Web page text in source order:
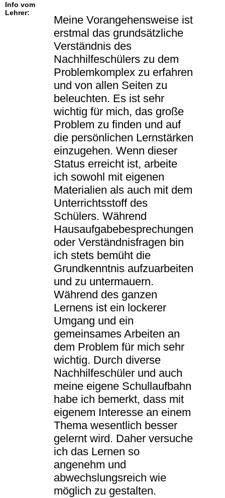
Info vom
Lehrer:
Meine Vorangehensweise ist
erstmal das grundsätzliche
Verständnis des
Nachhilfeschülers zu dem
Problemkomplex zu erfahren
und von allen Seiten zu
beleuchten. Es ist sehr
wichtig für mich, das große
Problem zu finden und auf
die persönlichen Lernstärken
einzugehen. Wenn dieser
Status erreicht ist, arbeite
ich sowohl mit eigenen
Materialien als auch mit dem
Unterrichtsstoff des
Schülers. Während
Hausaufgabebesprechungen
oder Verständnisfragen bin
ich stets bemüht die
Grundkenntnis aufzuarbeiten
und zu untermauern.
Während des ganzen
Lernens ist ein lockerer
Umgang und ein
gemeinsames Arbeiten an
dem Problem für mich sehr
wichtig. Durch diverse
Nachhilfeschüler und auch
meine eigene Schullaufbahn
habe ich bemerkt, dass mit
eigenem Interesse an einem
Thema wesentlich besser
gelernt wird. Daher versuche
ich das Lernen so
angenehm und
abwechslungsreich wie
möglich zu gestalten.